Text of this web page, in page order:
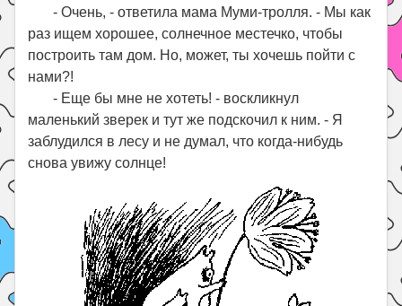
- Очень, - ответила мама Муми-тролля. - Мы как
раз ищем хорошее, солнечное местечко, чтобы
построить там дом. Но, может, ты хочешь пойти с
нами?!
- Еще бы мне не хотеть! - воскликнул
маленький зверек и тут же подскочил к ним. - Я
заблудился в лесу и не думал, что когда-нибудь
снова увижу солнце!